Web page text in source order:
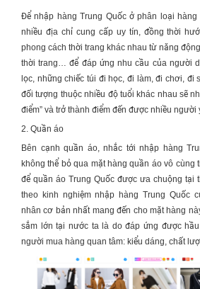
Đểnhập hàng Trung Quốcở phân loại hàng
nhiều địa chỉ cung cấp uy tín, đồng thời
phong cách thời trang khác nhau từ năng
thời trang… để đáp ứng nhu cầu của người
lọc, những chiếc túi đi học, đi làm, đi chơi, đi
đối tượng thuộc nhiều độ tuổi khác nhau sẽ
điểm” và trở thành điểm đến được nhiều người
2. Quần áo
Bên cạnh quần áo, nhắc tới nhập hàng
không thể bỏ qua mặt hàng quần áo vô cùng
để quần áo Trung Quốc được ưa chuộng tại
theo kinh nghiệm nhập hàng Trung Quốc
nhân cơ bản nhất mang đến cho mặt hàng
sắm lớn tại nước ta là do đáp ứng được
người mua hàng quan tâm: kiểu dáng, chất